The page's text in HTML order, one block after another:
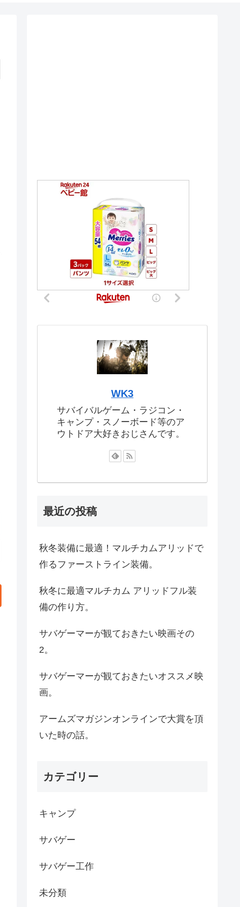
WK3
サバイバルゲーム・ラジコン・
キャンプ・スノーボード等のア
ウトドア大好きおじさんです。
最近の投稿
秋冬装備に最適！マルチカムアリッドで
作るファーストライン装備。
秋冬に最適マルチカム アリッドフル装
備の作り方。
サバゲーマーが観ておきたい映画その
2。
サバゲーマーが観ておきたいオススメ映
画。
アームズマガジンオンラインで大賞を頂
いた時の話。
カテゴリー
キャンプ
サバゲー
サバゲー工作
未分類